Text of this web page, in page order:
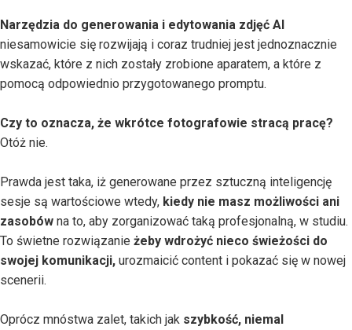
Narzędzia do generowania i edytowania zdjęć AI
niesamowicie się rozwijają i coraz trudniej jest jednoznacznie
wskazać, które z nich zostały zrobione aparatem, a które z
pomocą odpowiednio przygotowanego promptu.
Czy to oznacza, że wkrótce fotografowie stracą pracę?
Otóż nie.
Prawda jest taka, iż generowane przez sztuczną inteligencję
sesje są wartościowe wtedy, kiedy nie masz możliwości ani
zasobów na to, aby zorganizować taką profesjonalną, w studiu.
To świetne rozwiązanie żeby wdrożyć nieco świeżości do
swojej komunikacji, urozmaicić content i pokazać się w nowej
scenerii.
Oprócz mnóstwa zalet, takich jak szybkość, niemal